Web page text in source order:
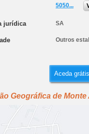
5050...
jurídica SA
Outros
Aceda
Geográfica de